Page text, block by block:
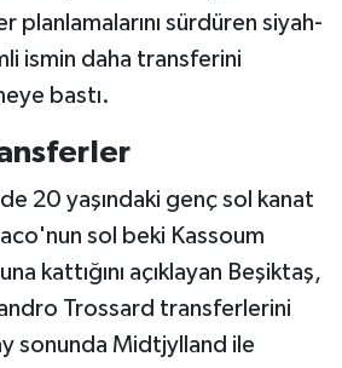
planlamalarını sürdüren siyah-
ismin daha transferini
bastı.
20 yaşındaki genç sol kanat
sol beki Kassoum
kattığını açıklayan Beşiktaş,
Trossard transferlerini
sonunda Midtjylland ile